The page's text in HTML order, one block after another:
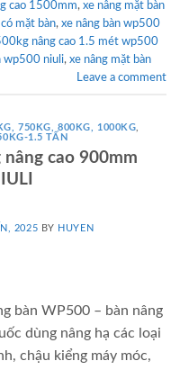
cao 1500mm, xe nâng mặt bàn
mặt bàn, xe nâng bàn wp500
nâng cao 1.5 mét wp500
wp500 niuli, xe nâng mặt bàn
Leave a comment
750KG, 800KG, 1000KG
1.5 TẤN
cao 900mm
2025 BY HUYEN
bàn WP500 – bàn nâng
dùng nâng hạ các loại
chậu kiểng máy móc,